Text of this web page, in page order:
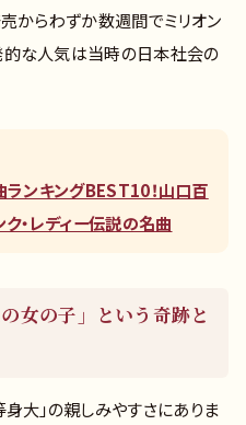
売からわずか数週間でミリオン
的な人気は当時の日本社会の
ランキングBEST10！山口百
ク・レディー伝説の名曲
女の子」という奇跡と
身大」の親しみやすさにありま